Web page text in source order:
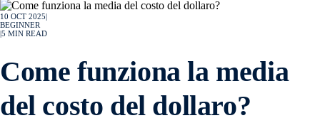
10 OCT 2025
BEGINNER
5 MIN READ
Come funziona la media
del costo del dollaro?